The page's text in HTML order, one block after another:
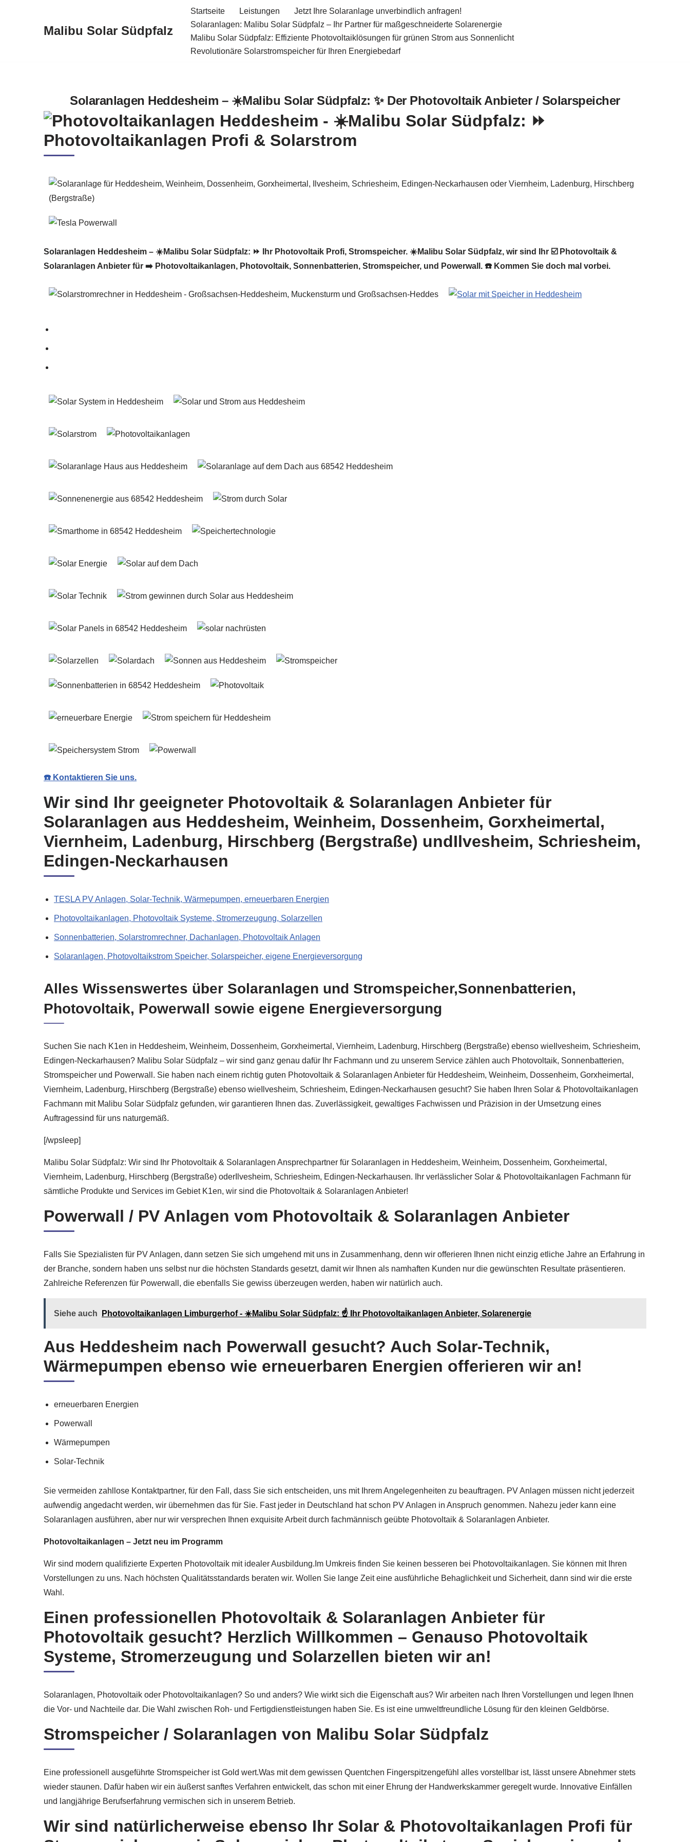
Malibu Solar Südpfalz
Startseite Leistungen
Jetzt Ihre Solaranlage unverbindlich anfragen!
Solaranlagen: Malibu Solar Südpfalz – Ihr Partner für maßgeschneiderte Solarenergie
Malibu Solar Südpfalz: Effiziente Photovoltaiklösungen für grünen Strom aus Sonnenlicht
Revolutionäre Solarstromspeicher für Ihren Energiebedarf
Solaranlagen Heddesheim – ☀️Malibu Solar Südpfalz: ✨ Der Photovoltaik Anbieter / Solarspeicher
Solaranlagen Heddesheim – ☀️Malibu Solar Südpfalz: ⏩ Ihr Photovoltaik Profi, Stromspeicher. ☀️Malibu Solar Südpfalz, wir sind Ihr ☑️ Photovoltaik &
Solaranlagen Anbieter für ➡️ Photovoltaikanlagen, Photovoltaik, Sonnenbatterien, Stromspeicher, und Powerwall. ☎️ Kommen Sie doch mal vorbei.
☎️ Kontaktieren Sie uns.
Wir sind Ihr geeigneter Photovoltaik & Solaranlagen Anbieter für
Solaranlagen aus Heddesheim, Weinheim, Dossenheim, Gorxheimertal,
Viernheim, Ladenburg, Hirschberg (Bergstraße) undIlvesheim, Schriesheim,
Edingen-Neckarhausen
TESLA PV Anlagen, Solar-Technik, Wärmepumpen, erneuerbaren Energien
Photovoltaikanlagen, Photovoltaik Systeme, Stromerzeugung, Solarzellen
Sonnenbatterien, Solarstromrechner, Dachanlagen, Photovoltaik Anlagen
Solaranlagen, Photovoltaikstrom Speicher, Solarspeicher, eigene Energieversorgung
Alles Wissenswertes über Solaranlagen und Stromspeicher,Sonnenbatterien,
Photovoltaik, Powerwall sowie eigene Energieversorgung
Suchen Sie nach K1en in Heddesheim, Weinheim, Dossenheim, Gorxheimertal, Viernheim, Ladenburg, Hirschberg (Bergstraße) ebenso wieIlvesheim, Schriesheim,
Edingen-Neckarhausen? Malibu Solar Südpfalz – wir sind ganz genau dafür Ihr Fachmann und zu unserem Service zählen auch Photovoltaik, Sonnenbatterien,
Stromspeicher und Powerwall. Sie haben nach einem richtig guten Photovoltaik & Solaranlagen Anbieter für Heddesheim, Weinheim, Dossenheim, Gorxheimertal,
Viernheim, Ladenburg, Hirschberg (Bergstraße) ebenso wieIlvesheim, Schriesheim, Edingen-Neckarhausen gesucht? Sie haben Ihren Solar & Photovoltaikanlagen
Fachmann mit Malibu Solar Südpfalz gefunden, wir garantieren Ihnen das. Zuverlässigkeit, gewaltiges Fachwissen und Präzision in der Umsetzung eines
Auftragessind für uns naturgemäß.
[/wpsleep]
Malibu Solar Südpfalz: Wir sind Ihr Photovoltaik & Solaranlagen Ansprechpartner für Solaranlagen in Heddesheim, Weinheim, Dossenheim, Gorxheimertal,
Viernheim, Ladenburg, Hirschberg (Bergstraße) oderIlvesheim, Schriesheim, Edingen-Neckarhausen. Ihr verlässlicher Solar & Photovoltaikanlagen Fachmann für
sämtliche Produkte und Services im Gebiet K1en, wir sind die Photovoltaik & Solaranlagen Anbieter!
Powerwall / PV Anlagen vom Photovoltaik & Solaranlagen Anbieter
Falls Sie Spezialisten für PV Anlagen, dann setzen Sie sich umgehend mit uns in Zusammenhang, denn wir offerieren Ihnen nicht einzig etliche Jahre an Erfahrung in
der Branche, sondern haben uns selbst nur die höchsten Standards gesetzt, damit wir Ihnen als namhaften Kunden nur die gewünschten Resultate präsentieren.
Zahlreiche Referenzen für Powerwall, die ebenfalls Sie gewiss überzeugen werden, haben wir natürlich auch.
Siehe auch Photovoltaikanlagen Limburgerhof - ☀️Malibu Solar Südpfalz: ☝️ Ihr Photovoltaikanlagen Anbieter, Solarenergie
Aus Heddesheim nach Powerwall gesucht? Auch Solar-Technik,
Wärmepumpen ebenso wie erneuerbaren Energien offerieren wir an!
erneuerbaren Energien
Powerwall
Wärmepumpen
Solar-Technik
Sie vermeiden zahllose Kontaktpartner, für den Fall, dass Sie sich entscheiden, uns mit Ihrem Angelegenheiten zu beauftragen. PV Anlagen müssen nicht jederzeit
aufwendig angedacht werden, wir übernehmen das für Sie. Fast jeder in Deutschland hat schon PV Anlagen in Anspruch genommen. Nahezu jeder kann eine
Solaranlagen ausführen, aber nur wir versprechen Ihnen exquisite Arbeit durch fachmännisch geübte Photovoltaik & Solaranlagen Anbieter.
Photovoltaikanlagen – Jetzt neu im Programm
Wir sind modern qualifizierte Experten Photovoltaik mit idealer Ausbildung.Im Umkreis finden Sie keinen besseren bei Photovoltaikanlagen. Sie können mit Ihren
Vorstellungen zu uns. Nach höchsten Qualitätsstandards beraten wir. Wollen Sie lange Zeit eine ausführliche Behaglichkeit und Sicherheit, dann sind wir die erste
Wahl.
Einen professionellen Photovoltaik & Solaranlagen Anbieter für
Photovoltaik gesucht? Herzlich Willkommen – Genauso Photovoltaik
Systeme, Stromerzeugung und Solarzellen bieten wir an!
Solaranlagen, Photovoltaik oder Photovoltaikanlagen? So und anders? Wie wirkt sich die Eigenschaft aus? Wir arbeiten nach Ihren Vorstellungen und legen Ihnen
die Vor- und Nachteile dar. Die Wahl zwischen Roh- und Fertigdienstleistungen haben Sie. Es ist eine umweltfreundliche Lösung für den kleinen Geldbörse.
Stromspeicher / Solaranlagen von Malibu Solar Südpfalz
Eine professionell ausgeführte Stromspeicher ist Gold wert.Was mit dem gewissen Quentchen Fingerspitzengefühl alles vorstellbar ist, lässt unsere Abnehmer stets
wieder staunen. Dafür haben wir ein äußerst sanftes Verfahren entwickelt, das schon mit einer Ehrung der Handwerkskammer geregelt wurde. Innovative Einfällen
und langjährige Berufserfahrung vermischen sich in unserem Betrieb.
Wir sind natürlicherweise ebenso Ihr Solar & Photovoltaikanlagen Profi für